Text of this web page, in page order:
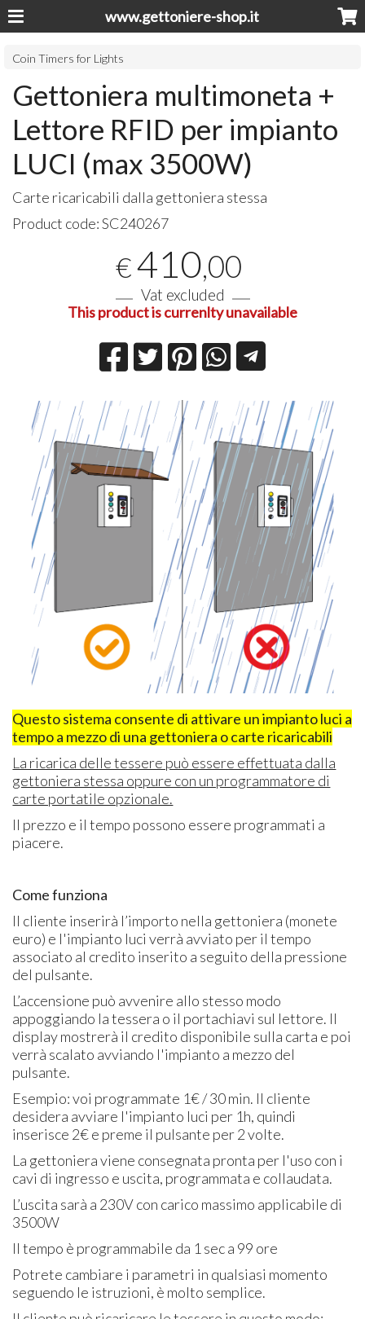
www.gettoniere-shop.it
Coin Timers for Lights
Gettoniera multimoneta +
Lettore RFID per impianto
LUCI (max 3500W)
Carte ricaricabili dalla gettoniera stessa
Product code:SC240267
€410,00
Vat excluded
This product is currenlty unavailable
Questo sistema consente di attivare un impianto luci a
tempo a mezzo di una gettoniera o carte ricaricabili
La ricarica delle tessere può essere effettuata dalla
gettoniera stessa oppure con un programmatore di
carte portatile opzionale.
Il prezzo e il tempo possono essere programmati a
piacere.
Come funziona
Il cliente inserirà l’importo nella gettoniera (monete
euro) e l'impianto luci verrà avviato per il tempo
associato al credito inserito a seguito della pressione
del pulsante.
L’accensione può avvenire allo stesso modo
appoggiando la tessera o il portachiavi sul lettore. Il
display mostrerà il credito disponibile sulla carta e poi
verrà scalato avviando l'impianto a mezzo del
pulsante.
Esempio: voi programmate 1€ / 30 min. Il cliente
desidera avviare l'impianto luci per 1h, quindi
inserisce 2€ e preme il pulsante per 2 volte.
La gettoniera viene consegnata pronta per l'uso con i
cavi di ingresso e uscita, programmata e collaudata.
L’uscita sarà a 230V con carico massimo applicabile di
3500W
Il tempo è programmabile da 1 sec a 99 ore
Potrete cambiare i parametri in qualsiasi momento
seguendo le istruzioni, è molto semplice.